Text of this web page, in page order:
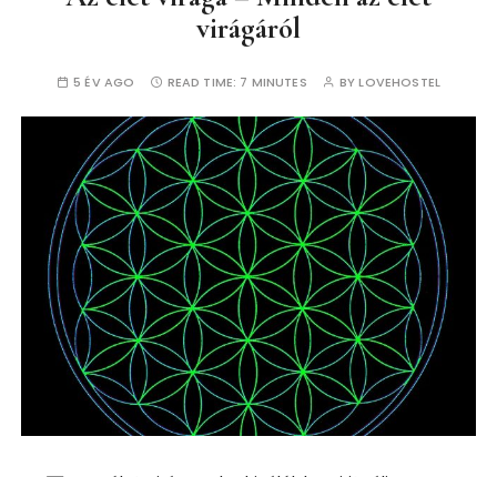
virágáról
5 ÉV AGO READ TIME: 7 MINUTES BYLOVEHOSTEL